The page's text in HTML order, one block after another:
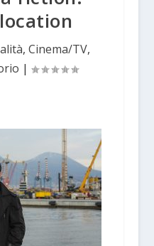
,Cinema/TV,
|